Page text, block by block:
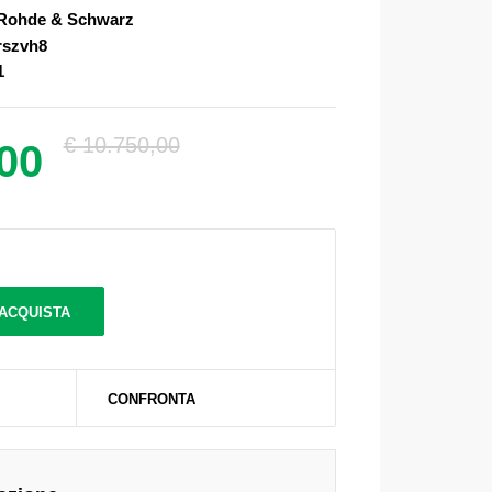
& Schwarz
€ 10.750,00
CONFRONTA